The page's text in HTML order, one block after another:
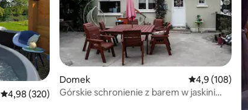
Średnia ocena: 4,98 na 5, liczba recenzji: 320
4,98 (320)
Domek Średnia
4,9 (108)
Górskie schronienie z barem w jaskini